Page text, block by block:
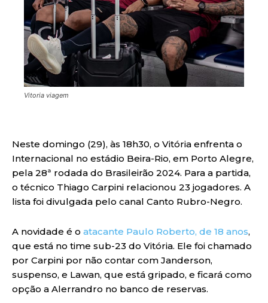
Vitoria viagem
Neste domingo (29), às 18h30, o Vitória enfrenta o
Internacional no estádio Beira-Rio, em Porto Alegre,
pela 28ª rodada do Brasileirão 2024. Para a partida,
o técnico Thiago Carpini relacionou 23 jogadores. A
lista foi divulgada pelo canal Canto Rubro-Negro.
A novidade é o atacante Paulo Roberto, de 18 anos,
que está no time sub-23 do Vitória. Ele foi chamado
por Carpini por não contar com Janderson,
suspenso, e Lawan, que está gripado, e ficará como
opção a Alerrandro no banco de reservas.